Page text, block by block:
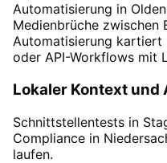
Automatisierung in
Medienbrüche zwischen
Automatisierung kartiert
oder API-Workflows mit
Lokaler Kontext
Schnittstellentests in
Compliance in
laufen.